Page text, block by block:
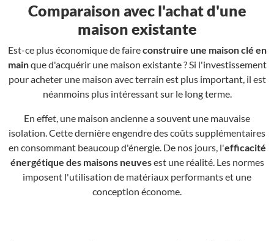
Comparaison avec l'achat d'une
maison existante
Est-ce plus économique de faireconstruire une maison clé en
mainque d'acquérir une maison existante ? Si l'investissement
pour acheter une maison avec terrain est plus important, il est
néanmoins plus intéressant sur le long terme.
En effet, une maison ancienne a souvent une mauvaise
isolation. Cette dernière engendre des coûts supplémentaires
en consommant beaucoup d'énergie. De nos jours, l'efficacité
énergétique des maisons neuvesest une réalité. Les normes
imposent l'utilisation de matériaux performants et une
conception économe.